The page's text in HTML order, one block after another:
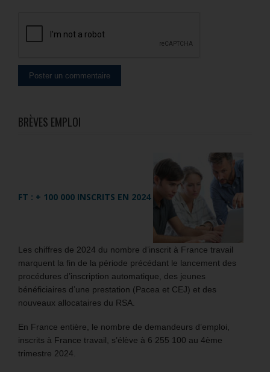
BRÈVES EMPLOI
FT : + 100 000 INSCRITS EN 2024
Les chiffres de 2024 du nombre d’inscrit à France travail
marquent la fin de la période précédant le lancement des
procédures d’inscription automatique, des jeunes
bénéficiaires d’une prestation (Pacea et CEJ) et des
nouveaux allocataires du RSA.
En France entière, le nombre de demandeurs d’emploi,
inscrits à France travail, s’élève à 6 255 100 au 4ème
trimestre 2024.